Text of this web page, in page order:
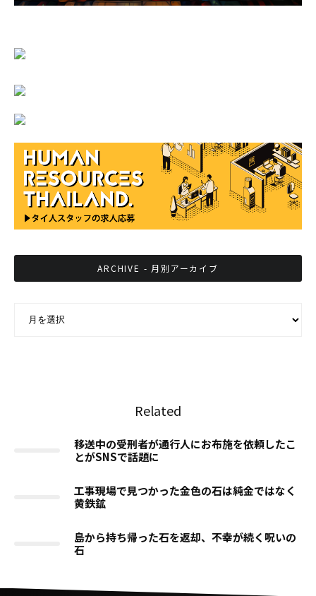
ARCHIVE - 月別アーカイブ
Related
移送中の受刑者が通行人にお布施を依頼したこ
とがSNSで話題に
工事現場で見つかった金色の石は純金ではなく
黄鉄鉱
島から持ち帰った石を返却、不幸が続く呪いの
石